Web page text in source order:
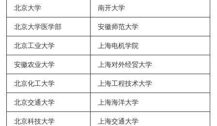
北京大学 南开大学
北京大学医学部 安徽师范大学
北京工业大学 上海电机学院
安徽农业大学 上海对外经贸大学
北京化工大学 上海工程技术大学
北京交通大学 上海海洋大学
北京科技大学 上海交通大学